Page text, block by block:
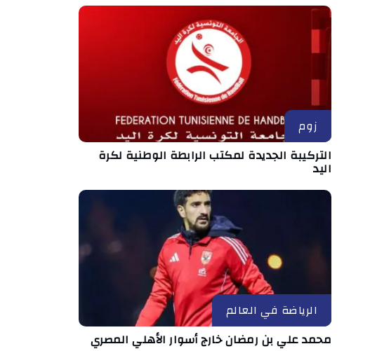
زوم
التركيبة الجديدة لمكتب الرابطة الوطنية لكرة
اليد
الرياضة في العالم
محمد علي بن رمضان خارج أسوار الأهلي المصري